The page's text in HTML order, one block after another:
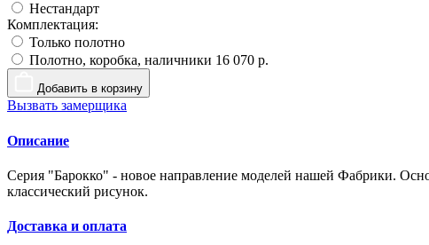
Нестандарт
Комплектация:
Только полотно
Полотно, коробка, наличники 16 070 р.
Добавить в корзину
Вызвать замерщика
Описание
Серия "Барокко" - новое направление моделей нашей Фабрики.
классический рисунок.
Доставка и оплата